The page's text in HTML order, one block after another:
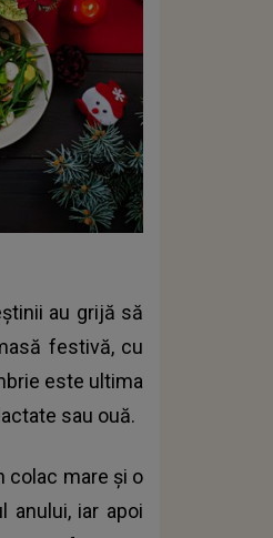
au grijă să
festivă, cu
este ultima
sau ouă.
colac mare și o
anului, iar apoi